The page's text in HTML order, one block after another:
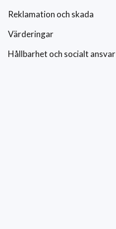
Reklamation och skada
Värderingar
Hållbarhet och socialt ansvar